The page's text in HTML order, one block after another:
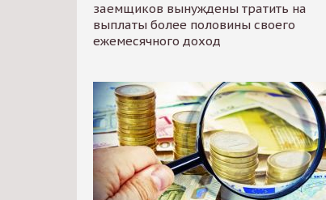
заемщиков вынуждены тратить на
выплаты более половины своего
ежемесячного доход